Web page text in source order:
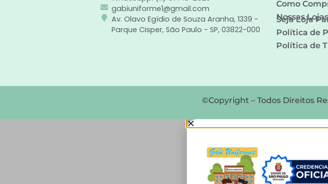
gabiuniforme1@gmail.com
Av. Olavo Egídio de Souza Aranha, 1339 -
Parque Cisper, São Paulo - SP, 03822-000
Como
Nossas
Seja Loja
Política de
Política de
©Copyright – Todos Direitos